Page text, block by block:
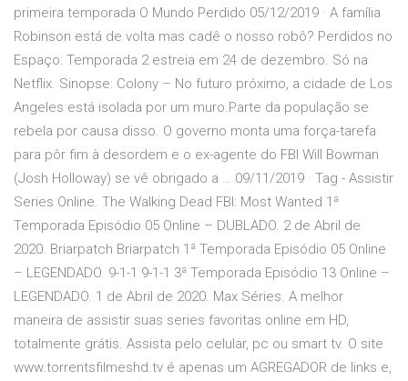
primeira temporada O Mundo Perdido 05/12/2019 · A família
Robinson está de volta mas cadê o nosso robô? Perdidos no
Espaço: Temporada 2 estreia em 24 de dezembro. Só na
Netflix. Sinopse: Colony – No futuro próximo, a cidade de Los
Angeles está isolada por um muro.Parte da população se
rebela por causa disso. O governo monta uma força-tarefa
para pôr fim à desordem e o ex-agente do FBI Will Bowman
(Josh Holloway) se vê obrigado a … 09/11/2019 · Tag - Assistir
Series Online. The Walking Dead FBI: Most Wanted 1ª
Temporada Episódio 05 Online – DUBLADO. 2 de Abril de
2020. Briarpatch Briarpatch 1ª Temporada Episódio 05 Online
– LEGENDADO. 9-1-1 9-1-1 3ª Temporada Episódio 13 Online –
LEGENDADO. 1 de Abril de 2020. Max Séries. A melhor
maneira de assistir suas series favoritas online em HD,
totalmente grátis. Assista pelo celular, pc ou smart tv. O site
www.torrentsfilmeshd.tv é apenas um AGREGADOR de links e,